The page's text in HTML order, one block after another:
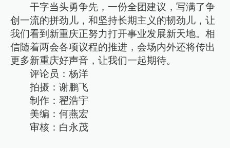
干字当头勇争先，一份全团建议，写满了争
创一流的拼劲儿，和坚持长期主义的韧劲儿，让
我们看到新重庆正努力打开事业发展新天地。相
信随着两会各项议程的推进，会场内外还将传出
更多新重庆好声音，让我们一起期待。
评论员：杨洋
拍摄：谢鹏飞
制作：翟浩宇
美编：何燕宏
审核：白永茂